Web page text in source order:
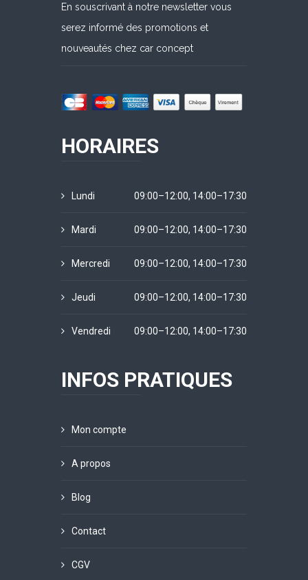
En souscrivant à notre newsletter vous
serez informé des promotions et
nouveautés chez car concept
HORAIRES
Lundi 09:00–12:00, 14:00–17:30
Mardi 09:00–12:00, 14:00–17:30
Mercredi 09:00–12:00, 14:00–17:30
Jeudi 09:00–12:00, 14:00–17:30
Vendredi 09:00–12:00, 14:00–17:30
INFOS PRATIQUES
Mon compte
A propos
Blog
Contact
CGV